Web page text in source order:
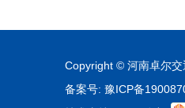
Copyright © 河南卓尔
备案号: 豫ICP备